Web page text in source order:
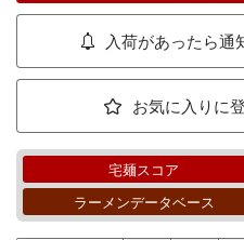
入荷があったら通
お気に入りに
宅麺スコア
ラーメンデータベース